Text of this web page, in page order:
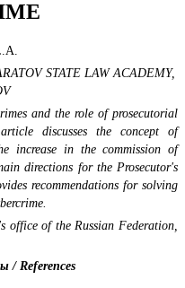
STATE LAW ACADEMY,
and the role of prosecutorial
discusses the concept of
increase in the commission of
directions for the Prosecutor's
recommendations for solving
office of the Russian Federation,
/ References